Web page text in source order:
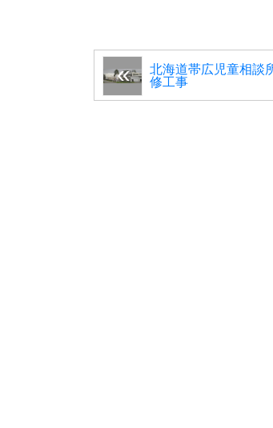
北海道帯広児童相談
修工事